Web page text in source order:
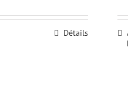
Détails